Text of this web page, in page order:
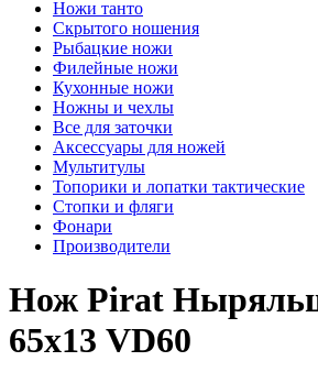
Ножи танто
Скрытого ношения
Рыбацкие ножи
Филейные ножи
Кухонные ножи
Ножны и чехлы
Все для заточки
Аксессуары для ножей
Мультитулы
Топорики и лопатки тактические
Стопки и фляги
Фонари
Производители
Нож Pirat
65х13 VD60